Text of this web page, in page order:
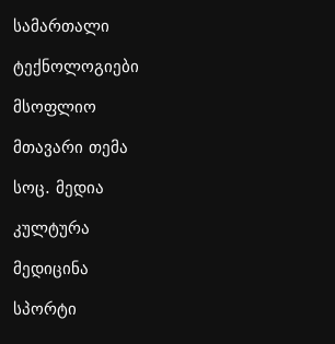
სამართალი
ტექნოლოგიები
მსოფლიო
მთავარი თემა
სოც. მედია
კულტურა
მედიცინა
სპორტი